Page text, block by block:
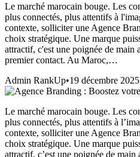
Le marché marocain bouge. Les
plus connectés, plus attentifs à
contexte, solliciter une Agence
choix stratégique. Une marque
attractif, c'est une poignée de main
premier contact. Au Maroc,…
Admin RankUp•19 décembre 2025
Le marché marocain bouge. Les
plus connectés, plus attentifs à
contexte, solliciter une Agence
choix stratégique. Une marque
attractif, c’est une poignée de main